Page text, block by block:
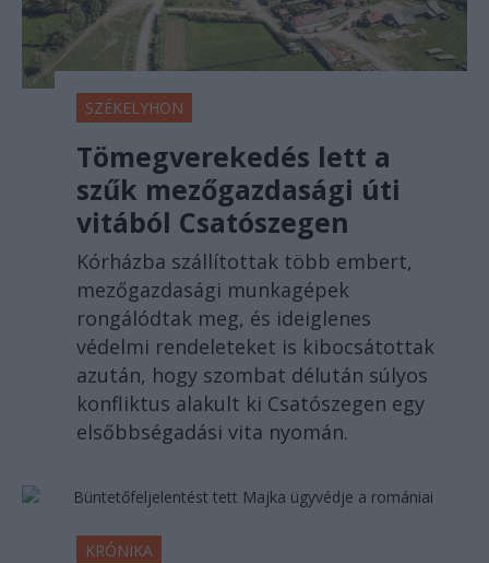
SZÉKELYHON
Tömegverekedés lett a
szűk mezőgazdasági úti
vitából Csatószegen
Kórházba szállítottak több embert,
mezőgazdasági munkagépek
rongálódtak meg, és ideiglenes
védelmi rendeleteket is kibocsátottak
azután, hogy szombat délután súlyos
konfliktus alakult ki Csatószegen egy
elsőbbségadási vita nyomán.
KRÓNIKA